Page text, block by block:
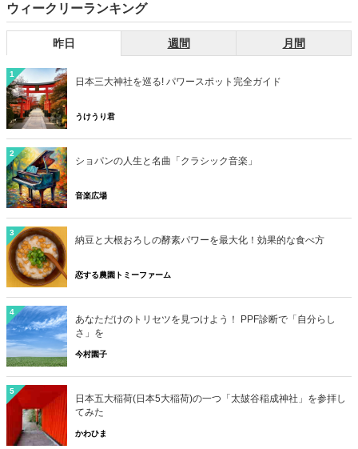
ウィークリーランキング
昨日 週間 月間
1
日本三大神社を巡る! パワースポット完全ガイド
うけうり君
2
ショパンの人生と名曲「クラシック音楽」
音楽広場
3
納豆と大根おろしの酵素パワーを最大化！効果的な食べ方
恋する農園トミーファーム
4
あなただけのトリセツを見つけよう！ PPF診断で「自分らし
さ」を
今村園子
5
日本五大稲荷(日本5大稲荷)の一つ「太皷谷稲成神社」を参拝し
てみた
かわひま